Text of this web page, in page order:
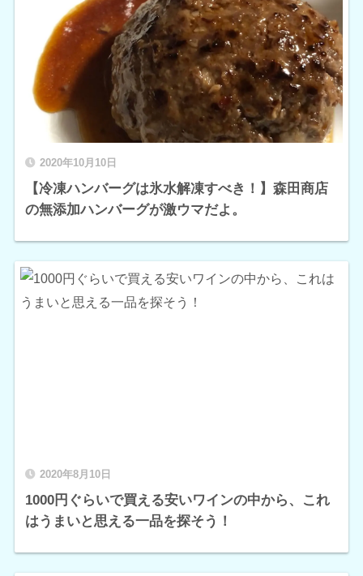
2020年10月10日
【冷凍ハンバーグは氷水解凍すべき！】森田商店
の無添加ハンバーグが激ウマだよ。
2020年8月10日
1000円ぐらいで買える安いワインの中から、これ
はうまいと思える一品を探そう！